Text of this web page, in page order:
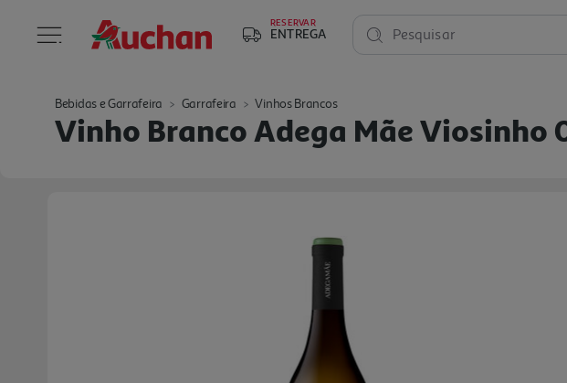
RESERVAR
ENTREGA Pesquisar
Bebidas e Garrafeira Garrafeira Vinhos Brancos
Vinho Branco Adega Mãe Viosinho